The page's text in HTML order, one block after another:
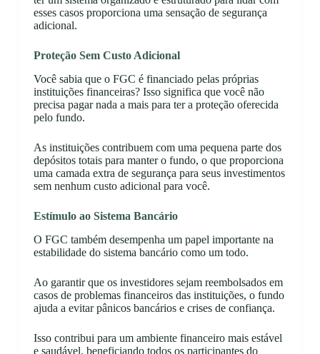
esses casos proporciona uma sensação de segurança
adicional.
Proteção Sem Custo Adicional
Você sabia que o FGC é financiado pelas próprias
instituições financeiras? Isso significa que você não
precisa pagar nada a mais para ter a proteção oferecida
pelo fundo.
As instituições contribuem com uma pequena parte dos
depósitos totais para manter o fundo, o que proporciona
uma camada extra de segurança para seus investimentos
sem nenhum custo adicional para você.
Estímulo ao Sistema Bancário
O FGC também desempenha um papel importante na
estabilidade do sistema bancário como um todo.
Ao garantir que os investidores sejam reembolsados em
casos de problemas financeiros das instituições, o fundo
ajuda a evitar pânicos bancários e crises de confiança.
Isso contribui para um ambiente financeiro mais estável
e saudável, beneficiando todos os participantes do